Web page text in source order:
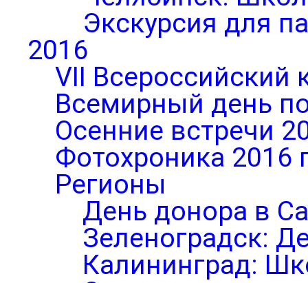
Экскурсия для
2016
VII Всероссийский
Всемирный день
Осенние встречи
Фотохроника 2016
Регионы
День донора в
Зеленоградск:
Калининград: